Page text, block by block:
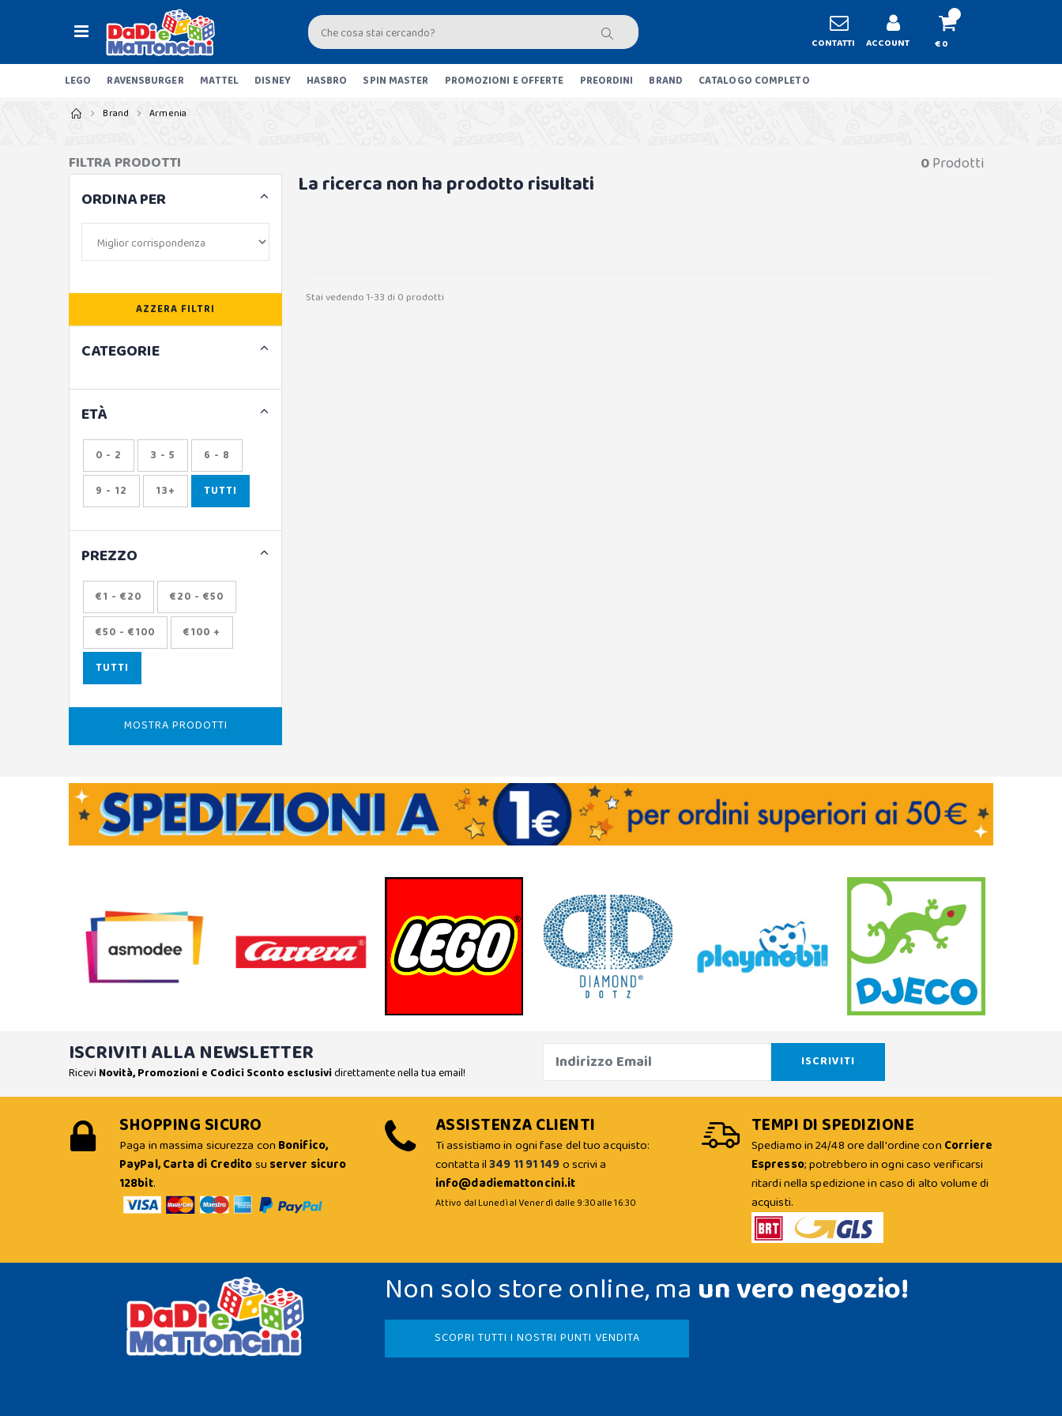
CONTATTI ACCOUNT € 0
LEGO RAVENSBURGER MATTEL DISNEY HASBRO SPIN MASTER PROMOZIONI E OFFERTE PREORDINI BRAND CATALOGO COMPLETO
Brand Armenia
0Prodotti
La ricerca non ha prodotto risultati
Stai vedendo 1-33 di 0 prodotti
FILTRA PRODOTTI
ORDINA PER
AZZERA FILTRI
CATEGORIE
ETÀ
0 - 2 3 - 5 6 - 8
9 - 12 13+ TUTTI
PREZZO
€1 - €20 €20 - €50
€50 - €100 €100 +
TUTTI
MOSTRA PRODOTTI
ISCRIVITI ALLA NEWSLETTER
Ricevi Novità, Promozioni e Codici Sconto esclusividirettamente nella tua email!
SHOPPING SICURO
Paga in massima sicurezza con Bonifico,
PayPal, Carta di Creditosu server sicuro
128bit.
ASSISTENZA CLIENTI
Ti assistiamo in ogni fase del tuo acquisto:
contatta il349 11 91 149o scrivi a
info@dadiemattoncini.it
Attivo dal Lunedì al Venerdì dalle 9:30 alle 16:30
TEMPI DI SPEDIZIONE
Spediamo in 24/48 ore dall'ordine con Corriere
Espresso; potrebbero in ogni caso verificarsi
ritardi nella spedizione in caso di alto volume di
acquisti.
Non solo store online, ma un vero negozio!
SCOPRI TUTTI I NOSTRI PUNTI VENDITA